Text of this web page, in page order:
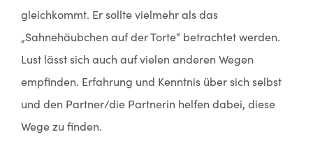
gleichkommt. Er sollte vielmehr als das
„Sahnehäubchen auf der Torte“ betrachtet werden.
Lust lässt sich auch auf vielen anderen Wegen
empfinden. Erfahrung und Kenntnis über sich selbst
und den Partner/die Partnerin helfen dabei, diese
Wege zu finden.